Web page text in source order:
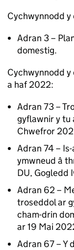
Cychwynnodd
Adran 3 –
domestig.
Cychwynnodd
a haf 2022:
Adran 73 –
gyflawnir y tu
Chwefror
Adran 74 –
ymwneud â
DU, Gogledd
Adran 62 –
troseddol ar
cham-drin
ar 19 Mai
Adran 67 – Y